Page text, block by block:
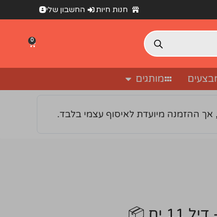
חנות חיות החשבון שלי
0
מותגים
אך ההזמנה מיועדת לאיסוף עצמי בלבד.